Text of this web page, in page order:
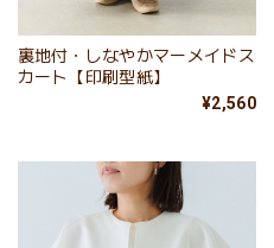
裏地付・しなやかマーメイドス
カート【印刷型紙】
¥2,560